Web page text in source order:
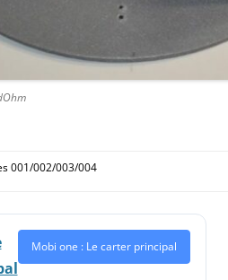
001/002/003/004
Mobi one : Le carter principal